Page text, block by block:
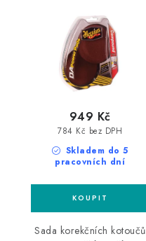
korekčních kotoučů
Skladem do 5
pracovních dní
784 Kč bez DPH
949 Kč
Sada korekčních kotoučů